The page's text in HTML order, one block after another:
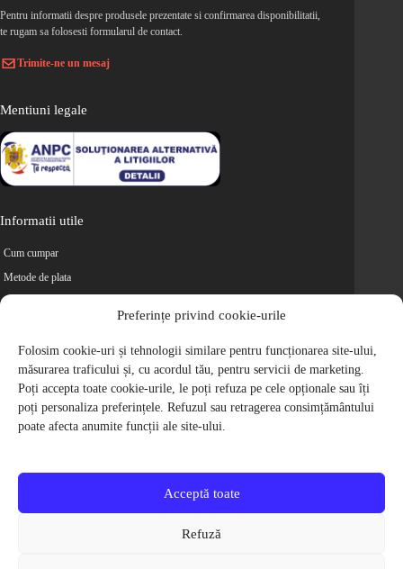
Preferințe privind cookie-urile
Folosim cookie-uri și tehnologii similare pentru funcționarea site-ului,
măsurarea traficului și, cu acordul tău, pentru servicii de marketing.
Poți accepta toate cookie-urile, le poți refuza pe cele opționale sau îți
poți personaliza preferințele. Refuzul sau retragerea consimțământului
poate afecta anumite funcții ale site-ului.
Acceptă toate
Refuză
Pentru informatii despre produsele prezentate si confirmarea disponibilitatii,
te rugam sa folosesti formularul de contact.
Trimite-ne un mesaj
Mentiuni legale
Informatii utile
Cum cumpar
Metode de plata
Retur
Cariere
Politica de Confidentialitate
Politica de cookie-uri